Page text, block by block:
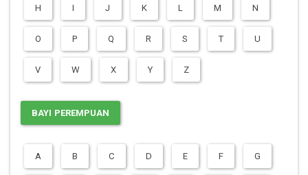
H I J K L M N
O P Q R S T U
V W X Y Z
BAYI PEREMPUAN
A B C D E F G